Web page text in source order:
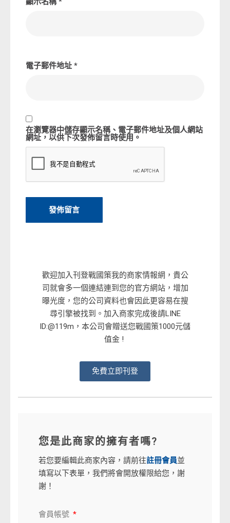
電子郵件地址 *
在瀏覽器中儲存顯示名稱、電子郵件地址及個人網站
網址，以供下次發佈留言時使用。
歡迎加入刊登戰國策我的商家情報網，貴公
司就會多一個連結連到您的官方網站，增加
曝光度，您的公司資料也會因此更容易在搜
尋引擎被找到。加入商家完成後請LINE
ID:@119m，本公司會贈送您戰國策1000元儲
值金 !
免費立即刊登
您是此商家的擁有者嗎?
若您要編輯此商家內容，請前往註冊會員並
填寫以下表單，我們將會開放權限給您，謝
謝！
會員帳號